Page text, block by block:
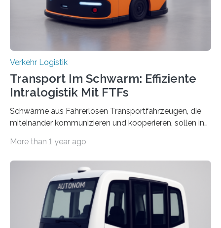
Mai 2025…
Verkehr Logistik
Transport Im Schwarm: Effiziente
Intralogistik Mit FTFs
Schwärme aus Fahrerlosen Transportfahrzeugen, die
miteinander kommunizieren und kooperieren, sollen in
An dieser innovativen Idee arbeiten Forschende aus
das Fraunhofer Institut für Integrierte Schaltungen IIS
die kommunikationstechnische Umsetzung erforscht,
untersucht das IPH – Institut für Integrierte Produktion
Hannover gGmbH anhand von
Materialflusssimulationen, ob die dezentrale Steuerung
More than 1 year ago